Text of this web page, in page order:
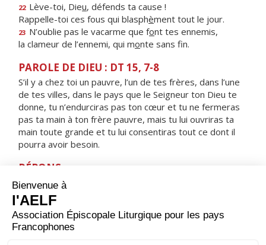
22 Lève-toi, Dieu, défends ta cause !
Rappelle-toi ces fous qui blasphèment tout le jour.
23 N’oublie pas le vacarme que font tes ennemis,
la clameur de l’ennemi, qui monte sans fin.
PAROLE DE DIEU : DT 15, 7-8
S’il y a chez toi un pauvre, l’un de tes frères, dans l’une
de tes villes, dans le pays que le Seigneur ton Dieu te
donne, tu n’endurciras pas ton cœur et tu ne fermeras
pas ta main à ton frère pauvre, mais tu lui ouvriras ta
main toute grande et tu lui consentiras tout ce dont il
pourra avoir besoin.
RÉPONS
V/ Le Seigneur délivrera le pauvre qui l’appelle,
le pauvre dont il sauve la vie.
ORAISON
Dieu qui as révélé à l’Apôtre Pierre ta volonté de